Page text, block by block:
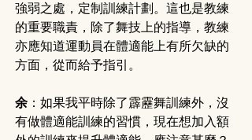
強弱之處，定制訓練計劃。這也是教練
的重要職責，除了舞技上的指導，教練
亦應知道運動員在體適能上有所欠缺的
方面，從而給予指引。
余 ：如果我平時除了霹靂舞訓練外，沒
有做體適能訓練的習慣，現在想加入額